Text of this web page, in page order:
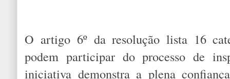
O artigo 6º da resolução lista 16
podem participar do processo de
iniciativa demonstra a plena